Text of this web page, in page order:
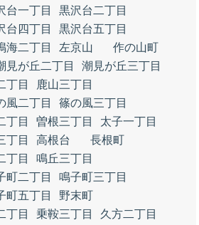
台一丁目
黒沢台二丁目
台四丁目
黒沢台五丁目
海二丁目 左京山
作の山町
見が丘二丁目
潮見が丘三丁目
丁目
鹿山三丁目
風二丁目
篠の風三丁目
丁目 曽根三丁目
太子一丁目
丁目 高根台
長根町
丁目
鳴丘三丁目
町二丁目
鳴子町三丁目
町五丁目
野末町
丁目 乗鞍三丁目
久方二丁目